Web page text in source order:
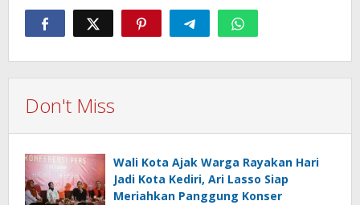
Don't Miss
Wali Kota Ajak Warga Rayakan Hari
Jadi Kota Kediri, Ari Lasso Siap
Meriahkan Panggung Konser